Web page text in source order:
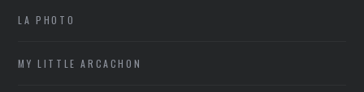
LA PHOTO
MY LITTLE ARCACHON